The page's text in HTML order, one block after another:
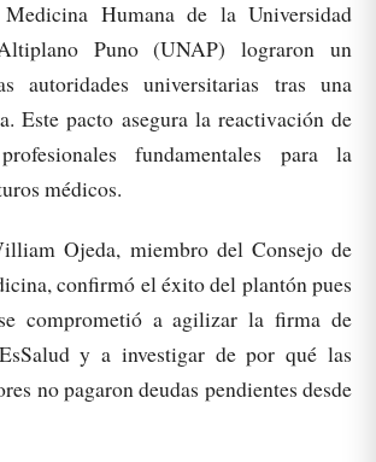
Humana de la Universidad
Puno (UNAP) lograron un
autoridades universitarias tras una
Este pacto asegura la reactivación de
fundamentales para la
médicos.
Ojeda, miembro del Consejo de
confirmó el éxito del plantón pues
comprometió a agilizar la firma de
y a investigar de por qué las
no pagaron deudas pendientes desde